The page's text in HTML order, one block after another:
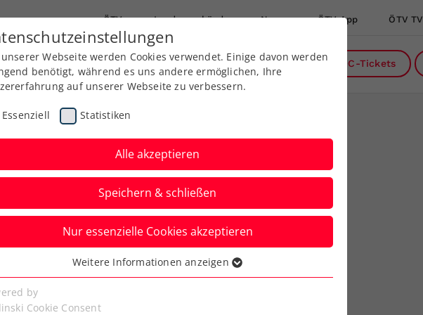
ÖTV Landesverbände News ÖTV App ÖTV TV
Ausbildung Services Über uns DC-Tickets
ÖTV launcht
Webseite werden Cookies verwendet. Einige davon werden
benötigt, während es uns andere ermöglichen, Ihre
auf unserer Webseite zu verbessern.
Essenziell Statistiken
Alle akzeptieren
Speichern & schließen
Nur essenzielle Cookies akzeptieren
Cookies werden für grundlegende Funktionen der
benötigt. Dadurch ist gewährleistet, dass die Webseite
Weitere Informationen anzeigen
by
Cookie Consent